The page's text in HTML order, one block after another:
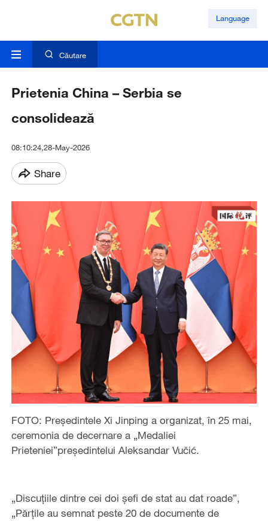
Language
Căutare
Prietenia China – Serbia se
consolidează
08:10:24,28-May-2026
Share
FOTO: Președintele Xi Jinping a organizat, în 25 mai,
ceremonia de decernare a „Medaliei
Prieteniei”președintelui Aleksandar Vučić.
„Discuțiile dintre cei doi șefi de stat au dat roade”,
„Părțile au semnat peste 20 de documente de